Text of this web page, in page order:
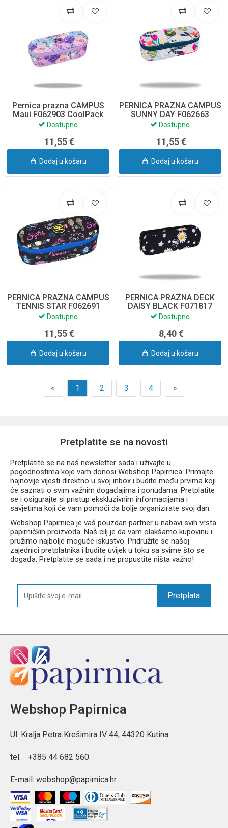
Pernica prazna CAMPUS
Maui F062903 CoolPack
Dostupno
11,55 €
Dodaj u košaru
PERNICA PRAZNA CAMPUS
SUNNY DAY F062663
COOLPACK
Dostupno
11,55 €
Dodaj u košaru
PERNICA PRAZNA CAMPUS
TENNIS STAR F062691
COOLPACK
Dostupno
11,55 €
Dodaj u košaru
PERNICA PRAZNA DECK
DAISY BLACK F071817
COOLPACK
Dostupno
8,40 €
Dodaj u košaru
« 1 2 3 4 »
Pretplatite se na novosti
Pretplatite se na naš newsletter sada i uživajte u
pogodnostima koje vam donosi Webshop Papirnica. Primajte
najnovije vijesti direktno u svoj inbox i budite među prvima koji
će saznati o svim važnim događajima i ponudama. Pretplatite
se i osigurajte si pristup ekskluzivnim informacijama i
savjetima koji će vam pomoći da bolje organizirate svoj dan.
Webshop Papirnica je vaš pouzdan partner u nabavi svih vrsta
papirničkih proizvoda. Naš cilj je da vam olakšamo kupovinu i
pružimo najbolje moguće iskustvo. Pridružite se našoj
zajednici pretplatnika i budite uvijek u toku sa svime što se
događa. Pretplatite se sada i ne propustite ništa važno!
Pretplata
Webshop Papirnica
Ul. Kralja Petra Krešimira IV 44, 44320 Kutina
tel. +385 44 682 560
E-mail: webshop@papirnica.hr